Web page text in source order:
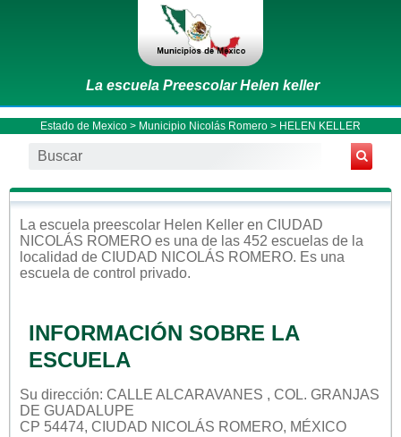
La escuela Preescolar Helen keller
Estado de Mexico > Municipio Nicolás Romero > HELEN KELLER
La escuela preescolar Helen Keller en CIUDAD
NICOLÁS ROMERO es una de las 452 escuelas de la
localidad de CIUDAD NICOLÁS ROMERO. Es una
escuela de control privado.
INFORMACIÓN SOBRE LA
ESCUELA
Su dirección: CALLE ALCARAVANES , COL. GRANJAS
DE GUADALUPE
CP 54474, CIUDAD NICOLÁS ROMERO, MÉXICO